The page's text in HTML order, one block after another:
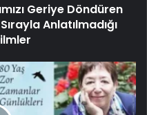
Geriye Döndüren
Anlatılmadığı